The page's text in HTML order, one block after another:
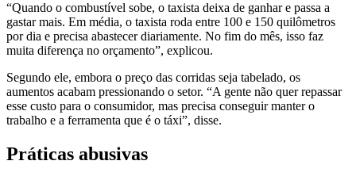
“Quando o combustível sobe, o taxista deixa de ganhar e passa a
gastar mais. Em média, o taxista roda entre 100 e 150 quilômetros
por dia e precisa abastecer diariamente. No fim do mês, isso faz
muita diferença no orçamento”, explicou.
Segundo ele, embora o preço das corridas seja tabelado, os
aumentos acabam pressionando o setor. “A gente não quer repassar
esse custo para o consumidor, mas precisa conseguir manter o
trabalho e a ferramenta que é o táxi”, disse.
Práticas abusivas